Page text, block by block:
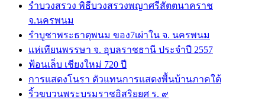
รำบวงสรวง พิธีบวงสรวงพญาศรีสัตตนาคราช
จ.นครพนม
รำบูชาพระธาตุพนม ของ7เผ่าใน จ. นครพนม
แห่เทียนพรรษา จ. อุบลราชธานี ประจำปี 2557
ฟ้อนเล็บ เชียงใหม่ 720 ปี
การแสดงโนรา ตัวแทนการแสดงพื้นบ้านภาคใต้
ริ้วขบวนพระบรมราชอิสริยยศ ร. ๙